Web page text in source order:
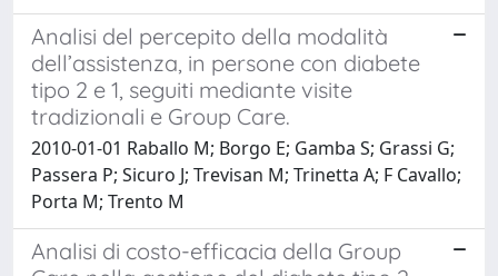
Analisi del percepito della modalità
dell’assistenza, in persone con diabete
tipo 2 e 1, seguiti mediante visite
tradizionali e Group Care.
2010-01-01 Raballo M; Borgo E; Gamba S; Grassi G;
Passera P; Sicuro J; Trevisan M; Trinetta A; F Cavallo;
Porta M; Trento M
Analisi di costo-efficacia della Group